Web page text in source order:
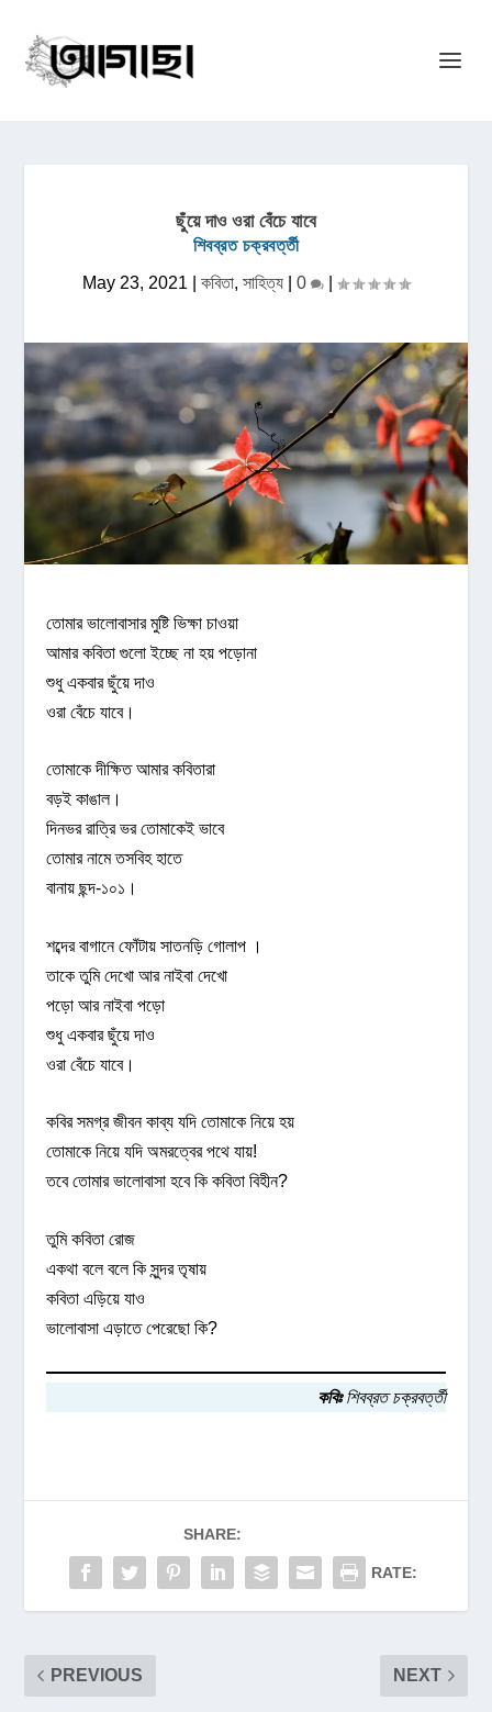
ছুঁয়ে দাও ওরা বেঁচে যাবে
শিবব্রত চক্রবর্ত্তী
May 23, 2021 কবিতা, সাহিত্য 0
তোমার ভালোবাসার মুষ্টি ভিক্ষা চাওয়া
আমার কবিতা গুলো ইচ্ছে না হয় পড়োনা
শুধু একবার ছুঁয়ে দাও
ওরা বেঁচে যাবে।
তোমাকে দীক্ষিত আমার কবিতারা
বড়ই কাঙাল।
দিনভর রাত্রি ভর তোমাকেই ভাবে
তোমার নামে তসবিহ হাতে
বানায় ছন্দ-১০১।
শব্দের বাগানে ফোঁটায় সাতনড়ি গোলাপ ।
তাকে তুমি দেখো আর নাইবা দেখো
পড়ো আর নাইবা পড়ো
শুধু একবার ছুঁয়ে দাও
ওরা বেঁচে যাবে।
কবির সমগ্র জীবন কাব্য যদি তোমাকে নিয়ে হয়
তোমাকে নিয়ে যদি অমরত্বের পথে যায়!
তবে তোমার ভালোবাসা হবে কি কবিতা বিহীন?
তুমি কবিতা রোজ
একথা বলে বলে কি সুন্দর তৃষায়
কবিতা এড়িয়ে যাও
ভালোবাসা এড়াতে পেরেছো কি?
কবিঃশিবব্রত চক্রবর্ত্তী
SHARE:
RATE:
PREVIOUS NEXT